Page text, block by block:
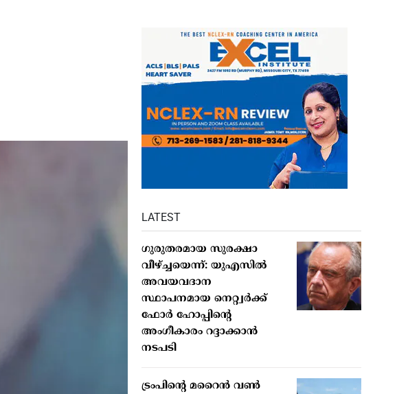
LATEST
ഗുരുതരമായ സുരക്ഷാ
വീഴ്ച്ചയെന്ന്: യുഎസില്‍
അവയവദാന
സ്ഥാപനമായ നെറ്റ്വര്‍ക്ക്
ഫോര്‍ ഹോപ്പിന്റെ
അംഗീകാരം റദ്ദാക്കാന്‍
നടപടി
ട്രംപിന്റെ മറൈന്‍ വണ്‍